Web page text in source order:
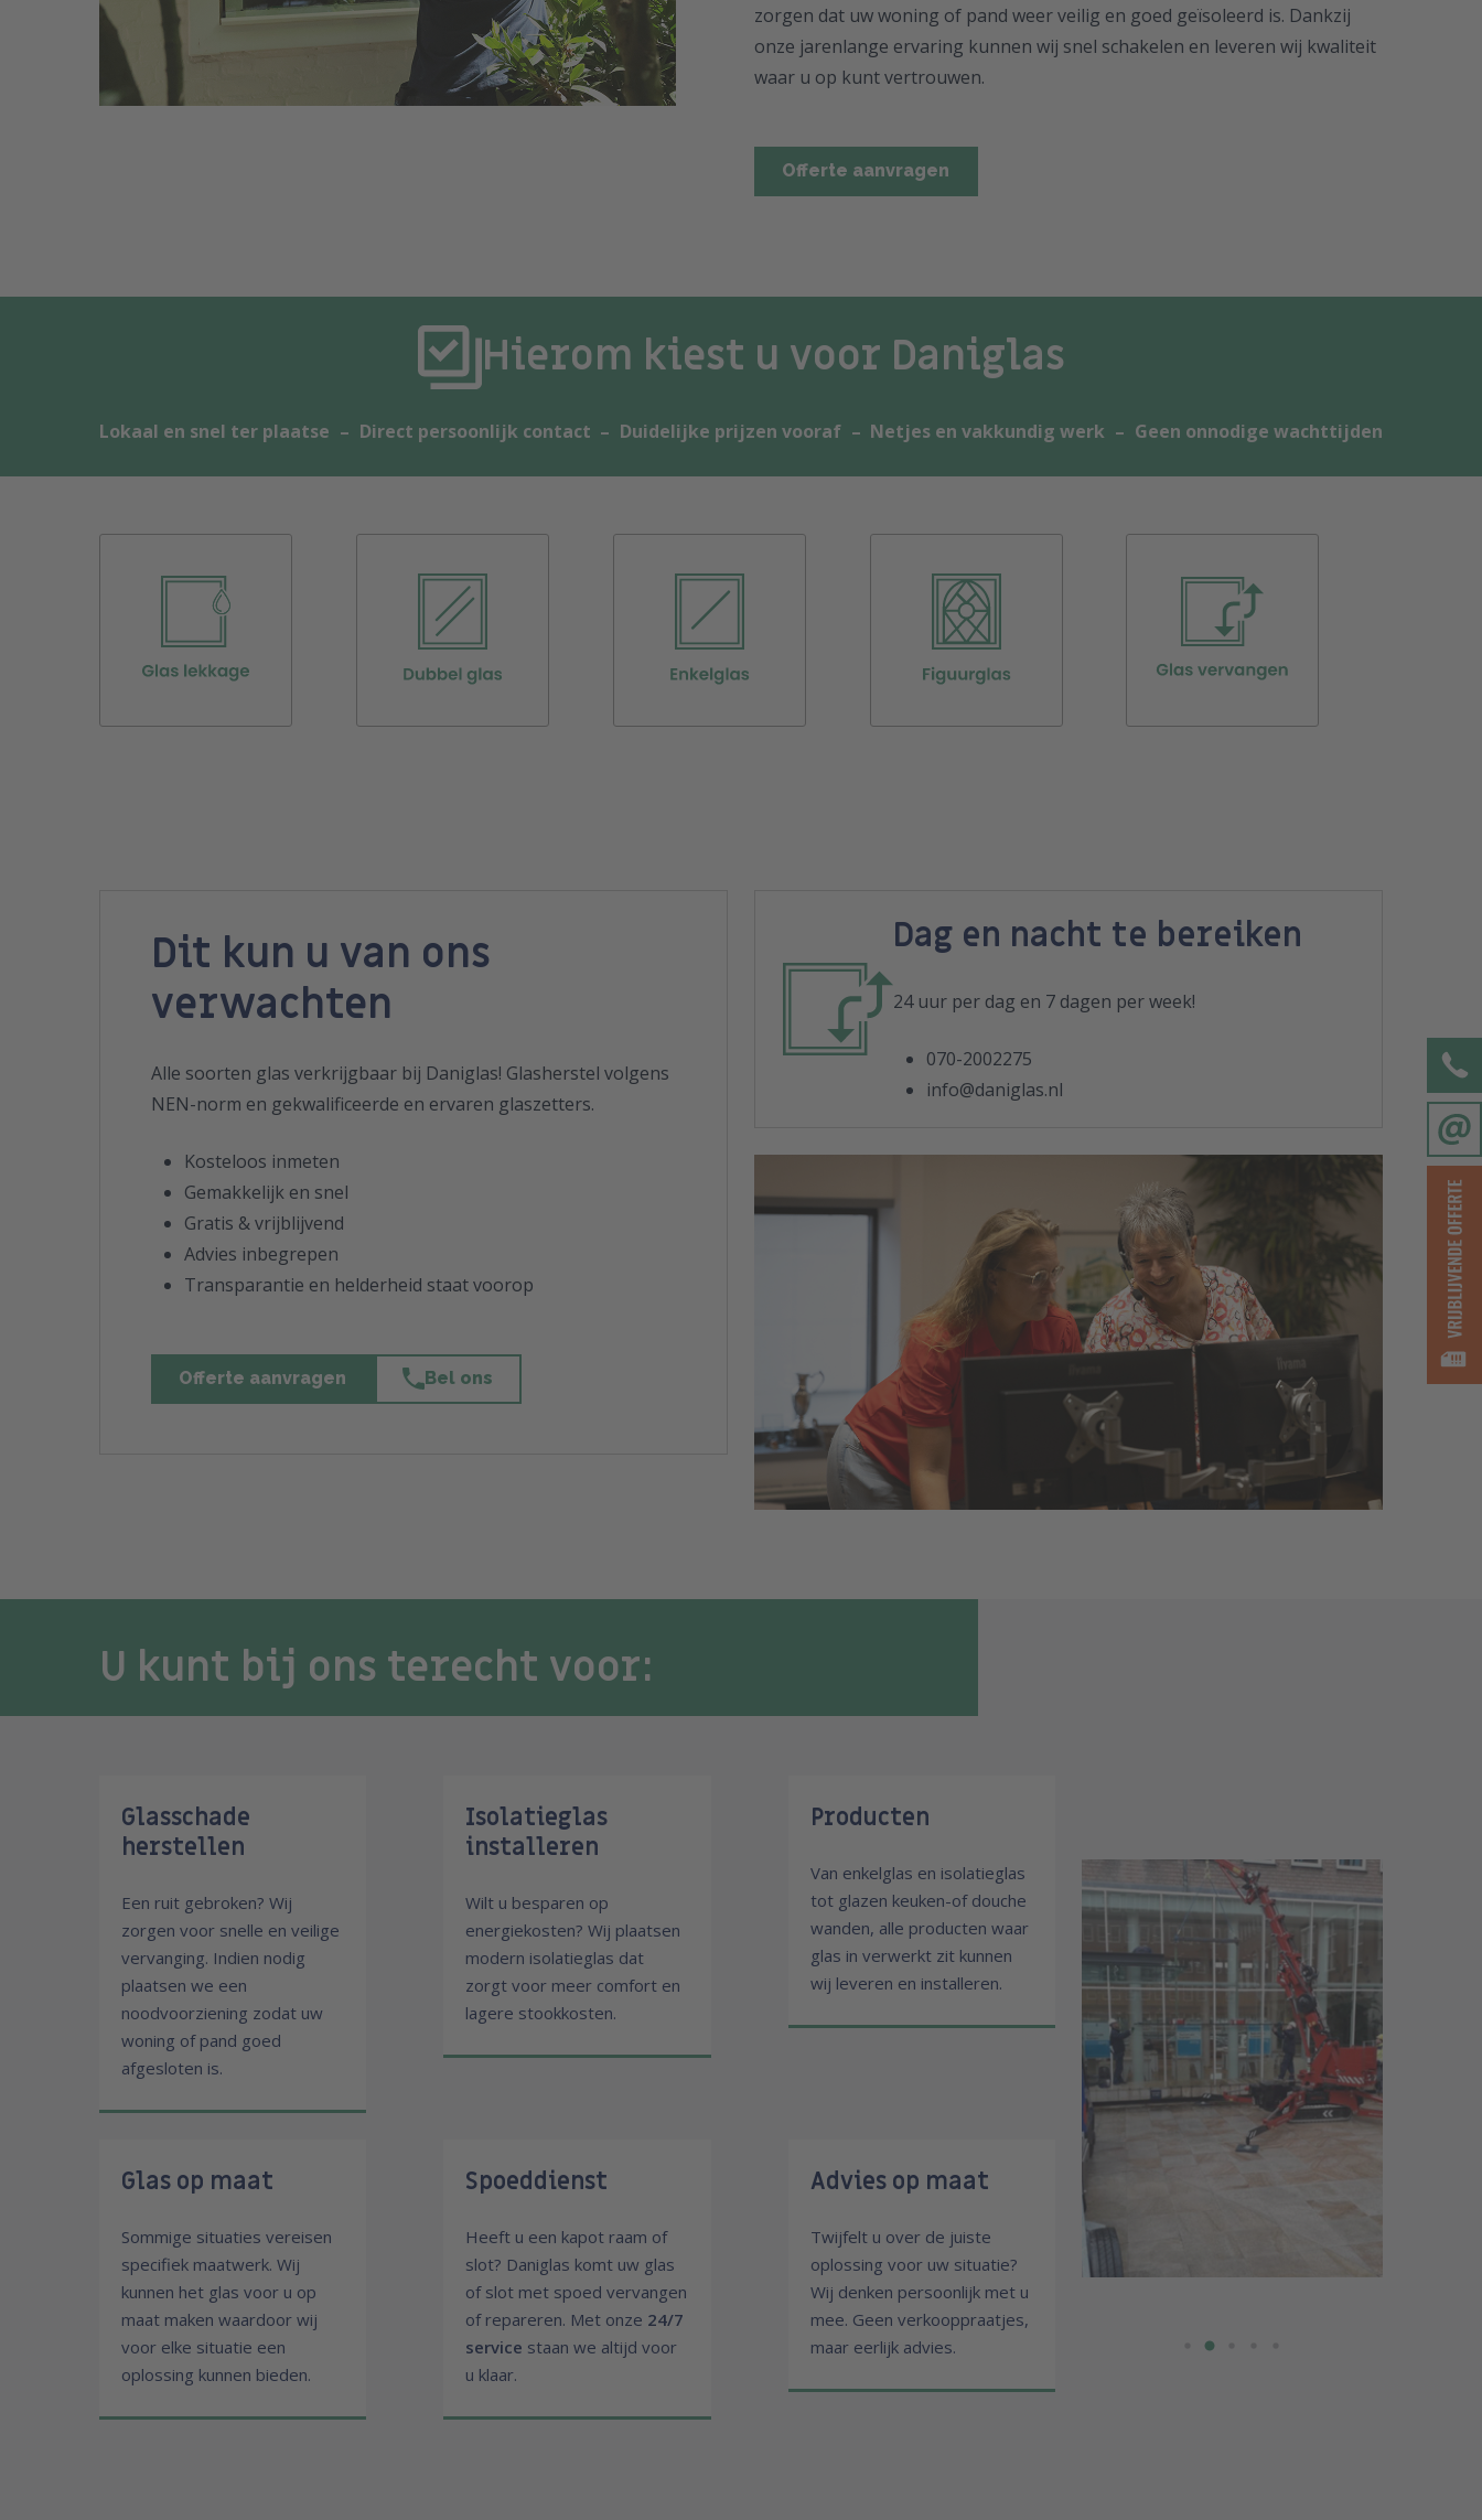
zorgen dat uw woning of pand weer veilig en goed geïsoleerd is. Dankzij
onze jarenlange ervaring kunnen wij snel schakelen en leveren wij kwaliteit
waar u op kunt vertrouwen.
Offerte aanvragen
Hierom kiest u voor Daniglas
Lokaal en snel ter plaatse – Direct persoonlijk contact – Duidelijke prijzen vooraf – Netjes en vakkundig werk – Geen onnodige wachttijden
Dit kun u van ons
verwachten
Alle soorten glas verkrijgbaar bij Daniglas! Glasherstel volgens
NEN-norm en gekwalificeerde en ervaren glaszetters.
Kosteloos inmeten
Gemakkelijk en snel
Gratis & vrijblijvend
Advies inbegrepen
Transparantie en helderheid staat voorop
Offerte aanvragen Bel ons
Dag en nacht te bereiken
24 uur per dag en 7 dagen per week!
070-2002275
info@daniglas.nl
U kunt bij ons terecht voor:
Glasschade
herstellen
Een ruit gebroken? Wij
zorgen voor snelle en veilige
vervanging. Indien nodig
plaatsen we een
noodvoorziening zodat uw
woning of pand goed
afgesloten is.
Isolatieglas
installeren
Wilt u besparen op
energiekosten? Wij plaatsen
modern isolatieglas dat
zorgt voor meer comfort en
lagere stookkosten.
Producten
Van enkelglas en isolatieglas
tot glazen keuken-of douche
wanden, alle producten waar
glas in verwerkt zit kunnen
wij leveren en installeren.
Glas op maat
Sommige situaties vereisen
specifiek maatwerk. Wij
kunnen het glas voor u op
maat maken waardoor wij
voor elke situatie een
oplossing kunnen bieden.
Spoeddienst
Heeft u een kapot raam of
slot? Daniglas komt uw glas
of slot met spoed vervangen
of repareren. Met onze 24/7
service staan we altijd voor
u klaar.
Advies op maat
Twijfelt u over de juiste
oplossing voor uw situatie?
Wij denken persoonlijk met u
mee. Geen verkooppraatjes,
maar eerlijk advies.